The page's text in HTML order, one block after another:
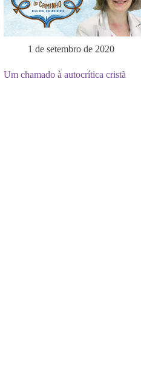
1 de setembro de 2020
Um chamado à autocrítica cristã